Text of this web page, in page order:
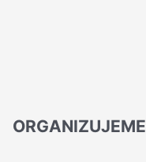
ORGANIZUJEME